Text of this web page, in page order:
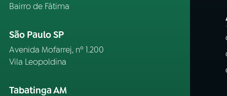
Bairro de Fátima
São Paulo SP
Avenida Mofarrej, nº 1.200
Vila Leopoldina
Tabatinga AM